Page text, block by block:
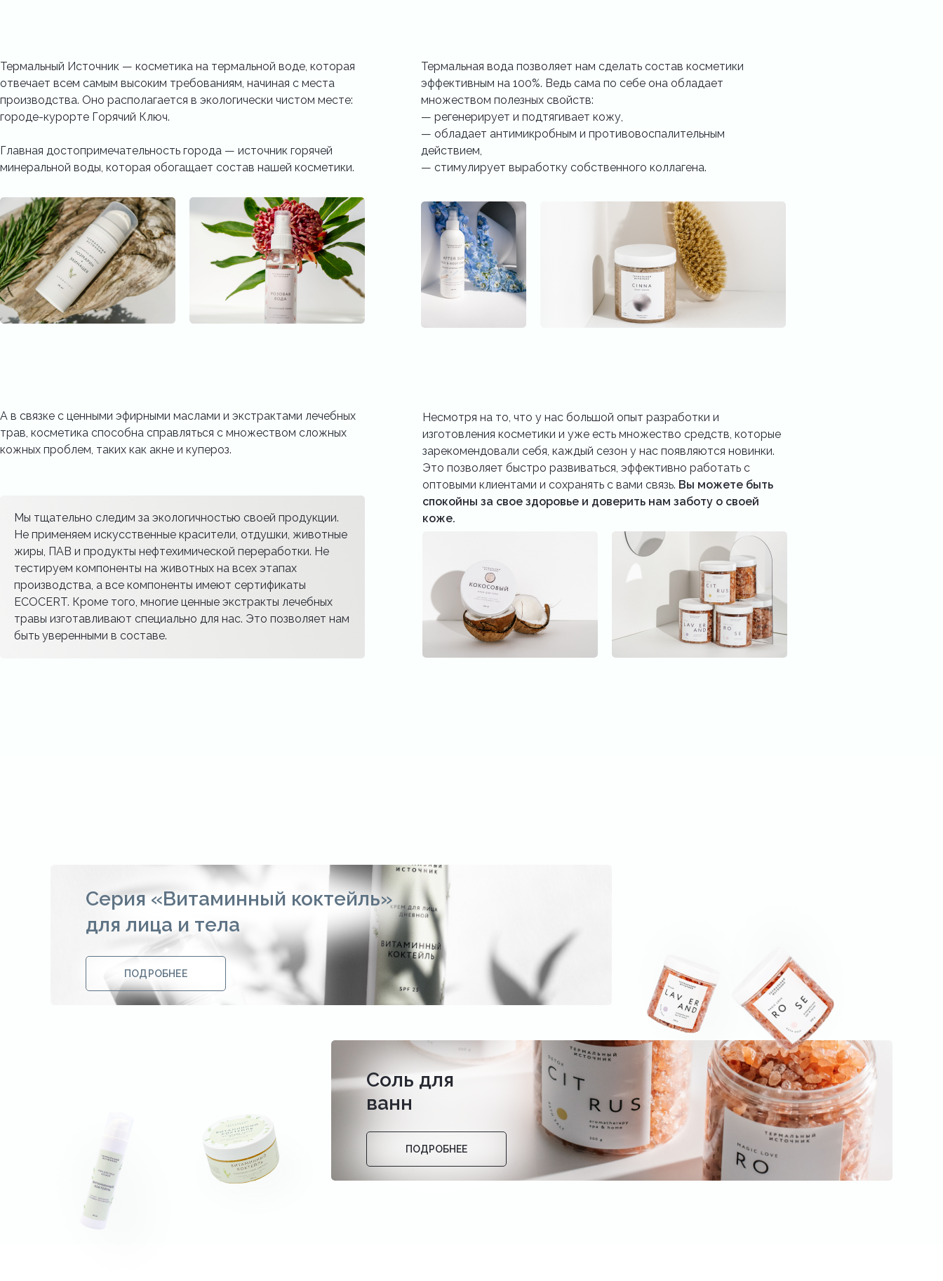
Термальный Источник — косметика на термальной воде, которая
отвечает всем самым высоким требованиям, начиная с места
производства. Оно располагается в экологически чистом месте:
городе-курорте Горячий Ключ.
Главная достопримечательность города — источник горячей
минеральной воды, которая обогащает состав нашей косметики.
Термальная вода позволяет нам сделать состав косметики
эффективным на 100%. Ведь сама по себе она обладает
множеством полезных свойств:
—️ регенерирует и подтягивает кожу,
—️ обладает антимикробным и противовоспалительным
действием,
—️ стимулирует выработку собственного коллагена.
Несмотря на то, что у нас большой опыт разработки и
изготовления косметики и уже есть множество средств, которые
зарекомендовали себя, каждый сезон у нас появляются новинки.
Это позволяет быстро развиваться, эффективно работать с
оптовыми клиентами и сохранять с вами связь. Вы можете быть
спокойны за свое здоровье и доверить нам заботу о своей
коже.
А в связке с ценными эфирными маслами и экстрактами лечебных
трав, косметика способна справляться с множеством сложных
кожных проблем, таких как акне и купероз.
Мы тщательно следим за экологичностью своей продукции.
Не применяем искусственные красители, отдушки, животные
жиры, ПАВ и продукты нефтехимической переработки. Не
тестируем компоненты на животных на всех этапах
производства, а все компоненты имеют сертификаты
ECOCERT. Кроме того, многие ценные экстракты лечебных
травы изготавливают специально для нас. Это позволяет нам
быть уверенными в составе.
ПОДРОБНЕЕ
Соль для
ванн
ПОДРОБНЕЕ
Серия «Витаминный коктейль»
для лица и тела